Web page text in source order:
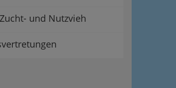
Zucht- und Nutzvieh